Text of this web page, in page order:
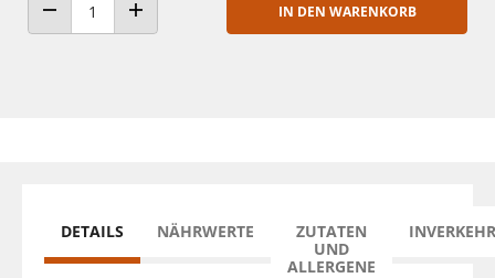
ANZAHL VERRINGERNANZAHL ERHÖHEN
IN DEN WARENKORB
DETAILS NÄHRWERTE
ZUTATEN
UND
ALLERGENE